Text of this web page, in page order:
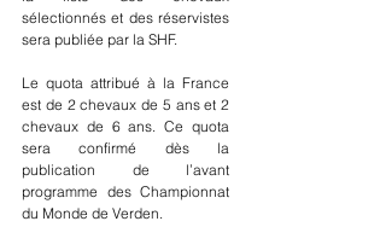
sélectionnés et des réservistes
sera publiée par la SHF.
Le quota attribué à la France
est de 2 chevaux de 5 ans et 2
chevaux de 6 ans. Ce quota
sera confirmé dès la
publication de l’avant
programme des Championnat
du Monde de Verden.